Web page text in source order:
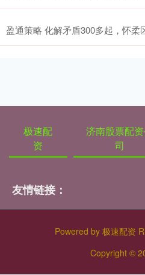
盈通策略 化解矛盾300多起，怀
极速配
资
济南股票配
司
友情链接：
Powered by 极速配资
Copyright ©